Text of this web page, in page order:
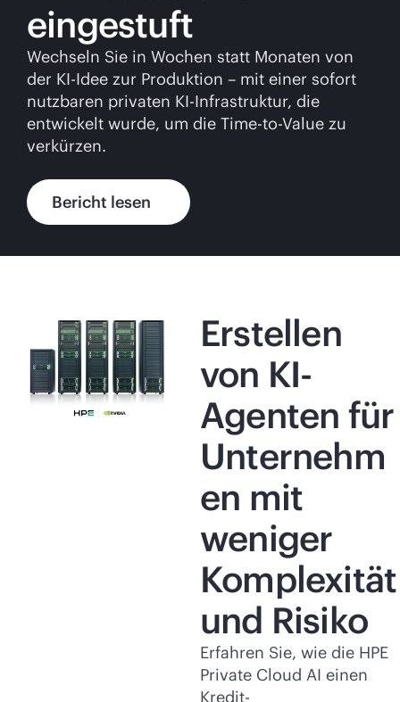
eingestuft
Wechseln Sie in Wochen statt Monaten von
der KI-Idee zur Produktion – mit einer sofort
nutzbaren privaten KI-Infrastruktur, die
entwickelt wurde, um die Time-to-Value zu
verkürzen.
Bericht lesen
Erstellen
von KI-
Agenten für
Unternehm
en mit
weniger
Komplexität
und Risiko
Erfahren Sie, wie die HPE
Private Cloud AI einen
Kredit-